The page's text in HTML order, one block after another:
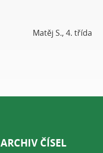
Matěj S., 4. třída
ARCHIV ČÍSEL